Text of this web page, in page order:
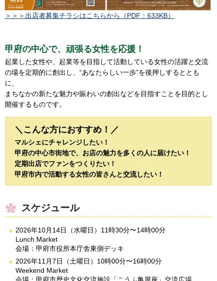
＞＞＞出店者募集チラシはこちらから（PDF：633KB）
甲府の中心で、頑張る女性を応援！
起業した女性や、起業等を目指して活動している女性の活躍と交流
の場を定期的に創出し、“あなたらしい一歩”を後押しするととも
に、
まちなかの新たな魅力や賑わいの創出などを目指すことを目的とし
開催するものです。
＼こんな方におすすめ！／
マルシェにチャレンジしたい！
甲府の中心市街地で、お店の魅力を多くの人に届けたい！
定期出店でファンをつくりたい！
甲府市内で活動する女性の皆さんと交流したい！
スケジュール
2026年10月14日（水曜日）11時30分〜14時00分
Lunch Market
会場：甲府市役所本庁舎東側デッキ
2026年11月7日（土曜日）10時00分〜16時00分
Weekend Market